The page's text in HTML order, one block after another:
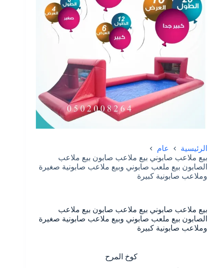
الرئيسية
عام
بيع ملاعب صابوني بيع ملاعب صابون بيع ملاعب
الصابون بيع ملعب صابوني وبيع ملاعب صابونية صغيرة
وملاعب صابونية كبيرة
بيع ملاعب صابوني بيع ملاعب صابون بيع ملاعب
الصابون بيع ملعب صابوني وبيع ملاعب صابونية صغيرة
وملاعب صابونية كبيرة
كوخ المرح